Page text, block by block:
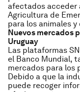
afectados acceder
Agricultura de
para los animales
Nuevos mercados
Uruguay
Las plataformas
el Banco Mundial,
mercados para los
Debido a que la
puede recoger